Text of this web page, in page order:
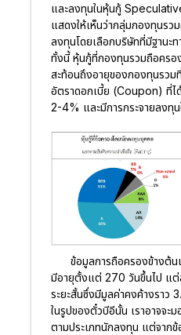
และลงทุนในหุ้นกู้
แสดงให้เห็นว่ากลุ่มกองทุนรวม
ลงทุนโดยเลือกบริษัทที่มีฐานะ
ทั้งนี้ หุ้นกู้ที่กองทุนรวมถือครอ
สะท้อนถึงอายุของกองทุนรวม
อัตราดอกเบี้ย (Coupon) ที่ไ
2-4% และมีการกระจายลงทุ
ข้อมูลการถือครองข้างต้น
มีอายุตั้งแต่ 270 วันขึ้นไป แต่
ระยะสั้นซึ่งมีมูลค่าคงค้างราว
ในรูปของตั๋วบีอีนั้น เราอาจจะ
ตามประเภทนักลงทุน แต่จากข้